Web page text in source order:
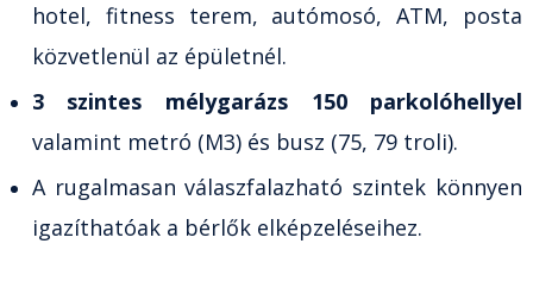
hotel, fitness terem, autómosó, ATM, posta
közvetlenül az épületnél.
3 szintes mélygarázs 150 parkolóhellyel
valamint metró (M3) és busz (75, 79 troli).
A rugalmasan válaszfalazható szintek könnyen
igazíthatóak a bérlők elképzeléseihez.